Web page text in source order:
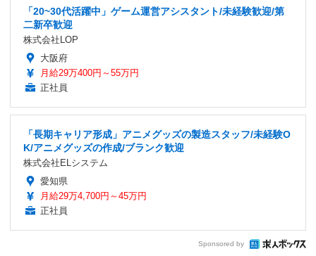
「20~30代活躍中」ゲーム運営アシスタント/未経験歓迎/第
二新卒歓迎
株式会社LOP
大阪府
月給29万400円～55万円
正社員
「長期キャリア形成」アニメグッズの製造スタッフ/未経験O
K/アニメグッズの作成/ブランク歓迎
株式会社ELシステム
愛知県
月給29万4,700円～45万円
正社員
Sponsored by